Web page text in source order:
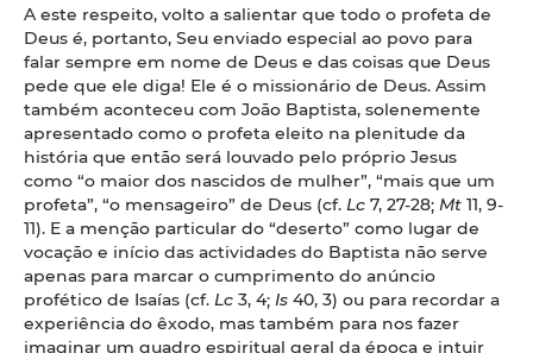
A este respeito, volto a salientar que todo o profeta de
Deus é, portanto, Seu enviado especial ao povo para
falar sempre em nome de Deus e das coisas que Deus
pede que ele diga! Ele é o missionário de Deus. Assim
também aconteceu com João Baptista, solenemente
apresentado como o profeta eleito na plenitude da
história que então será louvado pelo próprio Jesus
como “o maior dos nascidos de mulher”, “mais que um
profeta”, “o mensageiro” de Deus (cf. Lc 7, 27-28; Mt 11, 9-
11). E a menção particular do “deserto” como lugar de
vocação e início das actividades do Baptista não serve
apenas para marcar o cumprimento do anúncio
profético de Isaías (cf. Lc 3, 4; Is 40, 3) ou para recordar a
experiência do êxodo, mas também para nos fazer
imaginar um quadro espiritual geral da época e intuir